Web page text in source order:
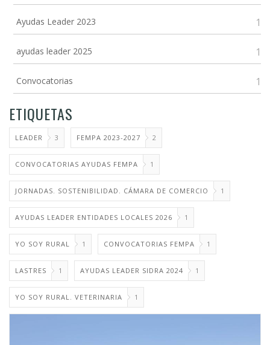
Ayudas Leader 2023 1
ayudas leader 2025 1
Convocatorias 1
ETIQUETAS
LEADER 3 FEMPA 2023-2027 2
CONVOCATORIAS AYUDAS FEMPA 1
JORNADAS. SOSTENIBILIDAD. CÁMARA DE COMERCIO 1
AYUDAS LEADER ENTIDADES LOCALES 2026 1
YO SOY RURAL 1 CONVOCATORIAS FEMPA 1
LASTRES 1 AYUDAS LEADER SIDRA 2024 1
YO SOY RURAL. VETERINARIA 1